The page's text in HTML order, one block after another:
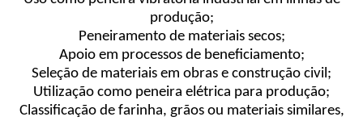
produção;
Peneiramento de materiais secos;
Apoio em processos de beneficiamento;
Seleção de materiais em obras e construção civil;
Utilização como peneira elétrica para produção;
Classificação de farinha, grãos ou materiais similares,